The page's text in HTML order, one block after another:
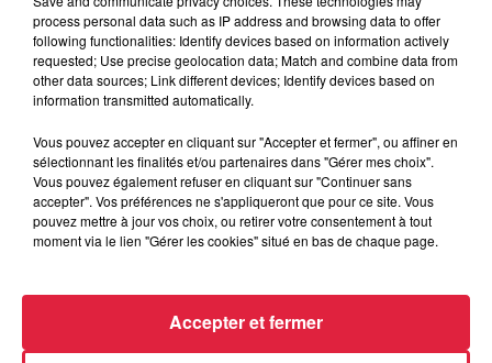
À Hoerdt, de l’eau brune sort des robinets
Depuis plusieurs jours, des habitants de Hoerdt ont vu de
l’eau brune s’écouler de leurs robinets. Face aux
process personal data such as IP address and browsing data to offer
following functionalities: Identify devices based on information actively
requested; Use precise geolocation data; Match and combine data from
other data sources; Link different devices; Identify devices based on
information transmitted automatically.
Vous pouvez accepter en cliquant sur "Accepter et fermer", ou affiner en
sélectionnant les finalités et/ou partenaires dans "Gérer mes choix".
Vous pouvez également refuser en cliquant sur "Continuer sans
accepter". Vos préférences ne s'appliqueront que pour ce site. Vous
pouvez mettre à jour vos choix, ou retirer votre consentement à tout
moment via le lien "Gérer les cookies" situé en bas de chaque page.
Accepter et fermer